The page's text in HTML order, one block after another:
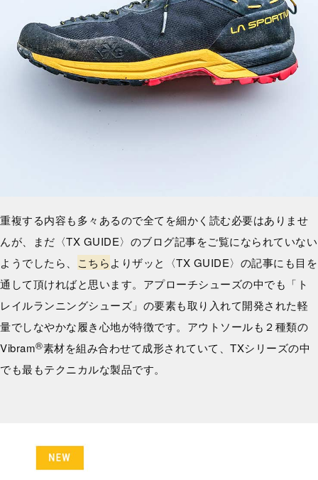
重複する内容も多々あるので全てを細かく読む必要はありませ
んが、まだ〈TX GUIDE〉のブログ記事をご覧になられていない
ようでしたら、
こちらよりザッと〈TX GUIDE〉の記事にも目を
通して頂ければと思います。アプローチシューズの中でも「ト
レイルランニングシューズ」の要素も取り入れて開発された軽
量でしなやかな履き心地が特徴です。アウトソールも２種類の
Vibram®素材を組み合わせて成形されていて、TXシリーズの中
でも最もテクニカルな製品です。